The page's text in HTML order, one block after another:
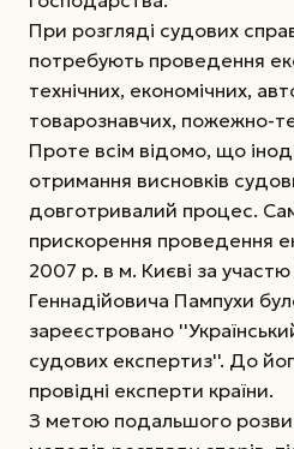
При розгляді судових
потребують проведення
технічних, економічних,
товарознавчих, пожежно-
Проте всім відомо, що
отримання висновків
довготривалий процес.
прискорення проведення
2007 р. в м. Києві за участю
Геннадійовича Пампухи
зареєстровано
судових експертиз''. До
провідні експерти країни.
З метою подальшого